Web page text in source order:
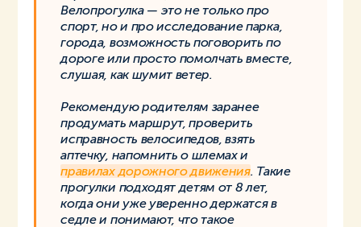
Велопрогулка — это не только про
спорт, но и про исследование парка,
города, возможность поговорить по
дороге или просто помолчать вместе,
слушая, как шумит ветер.
Рекомендую родителям заранее
продумать маршрут, проверить
исправность велосипедов, взять
аптечку, напомнить о шлемах и
правилах дорожного движения. Такие
прогулки подходят детям от 8 лет,
когда они уже уверенно держатся в
седле и понимают, что такое